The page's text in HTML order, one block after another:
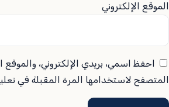
الموقع الإلكتروني
احفظ اسمي، بريدي الإلكتروني، والموقع
المتصفح لاستخدامها المرة المقبلة في